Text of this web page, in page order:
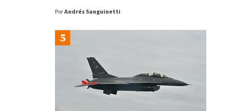
PorAndrés Sanguinetti